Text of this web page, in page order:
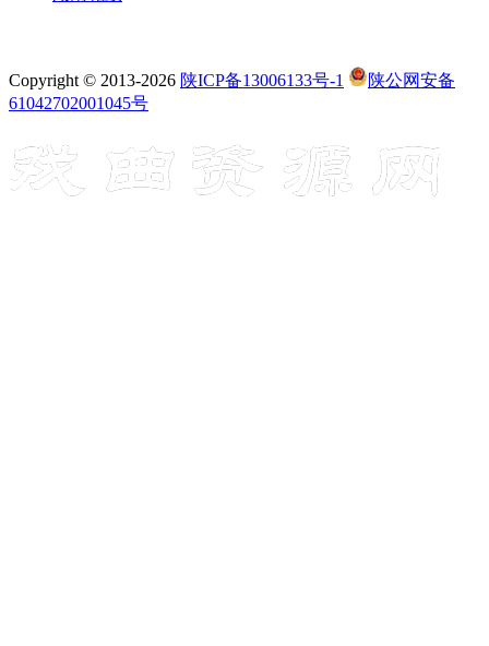
Copyright © 2013-2026 陕ICP备13006133号-1
陕公网安备
61042702001045号